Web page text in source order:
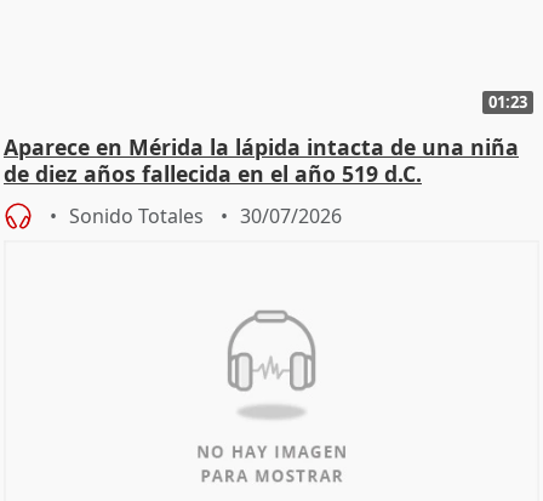
01:23
Aparece en Mérida la lápida intacta de una niña
de diez años fallecida en el año 519 d.C.
Sonido Totales 30/07/2026